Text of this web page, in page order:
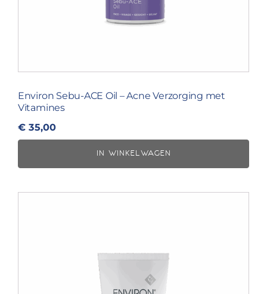
Environ Sebu-ACE Oil – Acne Verzorging met
Vitamines
€ 35,00
IN WINKELWAGEN